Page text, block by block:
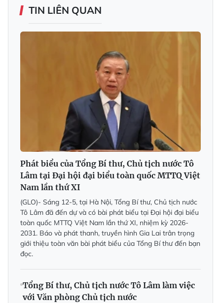
TIN LIÊN QUAN
Phát biểu của Tổng Bí thư, Chủ tịch nước Tô
Lâm tại Đại hội đại biểu toàn quốc MTTQ Việt
Nam lần thứ XI
(GLO)- Sáng 12-5, tại Hà Nội, Tổng Bí thư, Chủ tịch nước
Tô Lâm đã đến dự và có bài phát biểu tại Đại hội đại biểu
toàn quốc MTTQ Việt Nam lần thứ XI, nhiệm kỳ 2026-
2031. Báo và phát thanh, truyền hình Gia Lai trân trọng
giới thiệu toàn văn bài phát biểu của Tổng Bí thư đến bạn
đọc.
Tổng Bí thư, Chủ tịch nước Tô Lâm làm việc
với Văn phòng Chủ tịch nước